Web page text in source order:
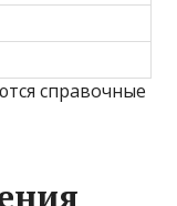
справочные